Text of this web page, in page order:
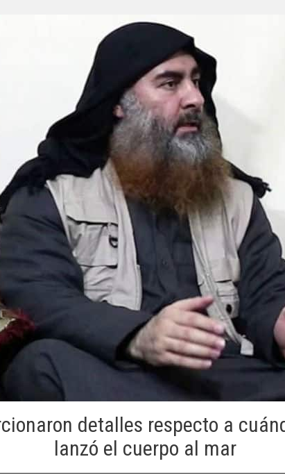
detalles respecto a
lanzó el cuerpo al mar